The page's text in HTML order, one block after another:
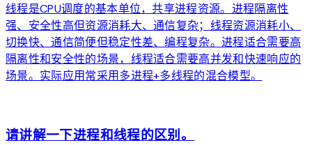
线程是CPU调度的基本单位，共享进程资源。进程隔离性
强、安全性高但资源消耗大、通信复杂；线程资源消耗小、
切换快、通信简便但稳定性差、编程复杂。进程适合需要高
隔离性和安全性的场景，线程适合需要高并发和快速响应的
场景。实际应用常采用多进程+多线程的混合模型。
请讲解一下进程和线程的区别。